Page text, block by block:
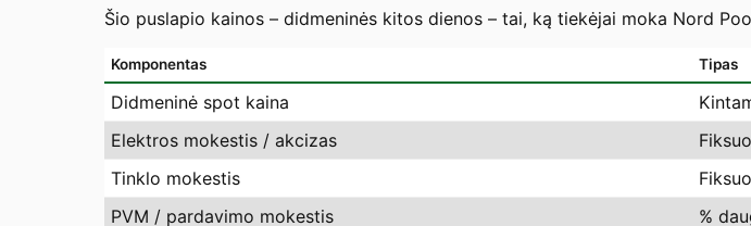
Šio puslapio kainos – didmeninės kitos dienos – tai, ką tiekėjai moka Nord
Komponentas Tipas
Didmeninė spot kaina
Elektros mokestis / akcizas
Tinklo mokestis
PVM / pardavimo mokestis
%